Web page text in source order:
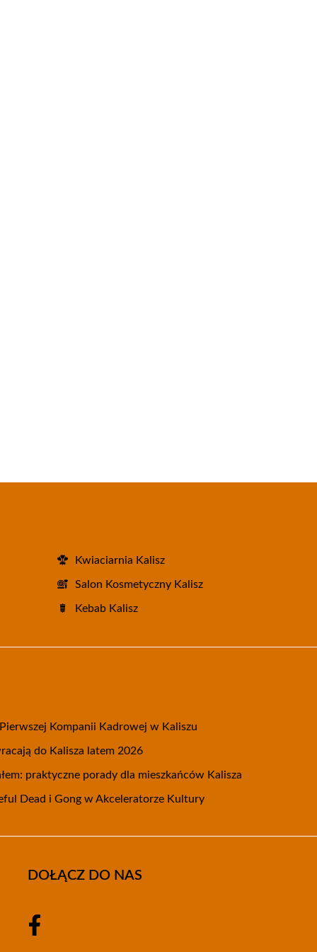
Kwiaciarnia Kalisz
Salon Kosmetyczny Kalisz
Kebab Kalisz
Kompanii Kadrowej w Kaliszu
do Kalisza latem 2026
praktyczne porady dla mieszkańców Kalisza
Dead i Gong w Akceleratorze Kultury
DOŁĄCZ DO NAS